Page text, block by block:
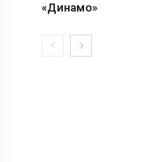
«Динамо»